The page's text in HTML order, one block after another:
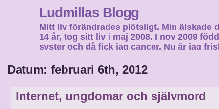
Ludmillas Blogg
Mitt liv förändrades plötsligt. Min älskade
14 år, tog sitt liv i maj 2008. I nov 2009
syster och då fick jag cancer. Nu är jag
Datum: februari 6th, 2012
Internet, ungdomar och självmord